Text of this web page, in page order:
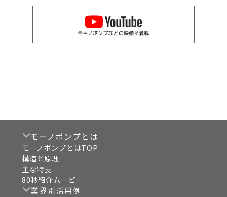
モーノポンプとは
モーノポンプとはTOP
構造と原理
主な特長
80秒紹介ムービー
業界別活用例